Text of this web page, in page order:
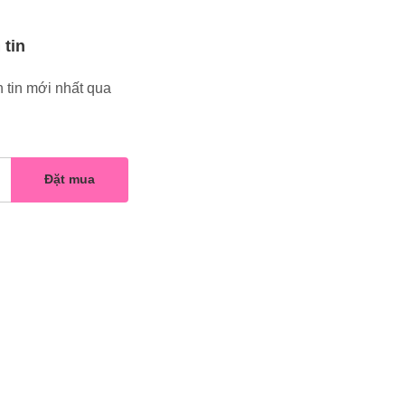
tin
tin mới nhất qua
Đặt mua